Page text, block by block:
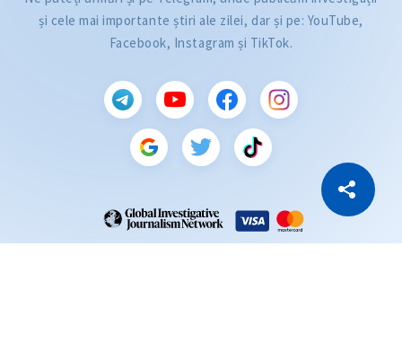
Copiază Link
și cele mai importante știri ale zilei, dar și pe: YouTube,
Facebook, Instagram și TikTok.